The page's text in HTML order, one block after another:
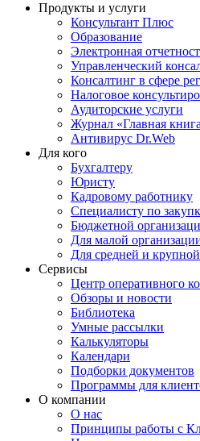
Продукты и услуги
Консультант Плюс
Образование
Электронная
Управленческий
Консалтинг в сфере
Налоговое
Аудиторские услуги
Журнал «Главная
Антивирус Dr.Web
Для кого
Бухгалтеру
Юристу
Кадровому работнику
Специалисту по
Бюджетной
Для малой
Для средней и
Сервисы
Центр оперативного
Обзоры и новости
Библиотека
Умные рассылки
Калькуляторы
Календари
Подборки документов
Программы для
О компании
О нас
Принципы работы с